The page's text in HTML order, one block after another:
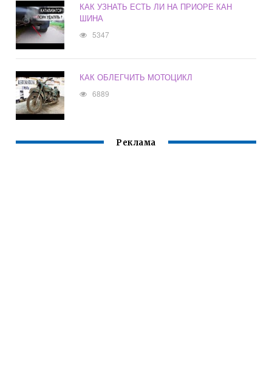
КАК УЗНАТЬ ЕСТЬ ЛИ НА ПРИОРЕ КАН
ШИНА
5347
КАК ОБЛЕГЧИТЬ МОТОЦИКЛ
6889
Реклама